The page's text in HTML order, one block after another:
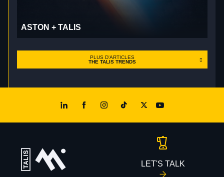
ASTON + TALIS
PLUS D'ARTICLES
THE TALIS TRENDS
LET'S TALK